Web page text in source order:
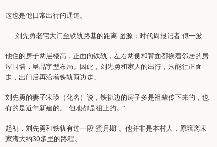
这也是他日常出行的通道。
刘先勇老宅大门至铁轨路基的距离 图源：时代周报记者 傅一波
他住的房子两层楼高，正面向铁轨，左右两侧和背面都挨着邻居的房
屋围墙，呈品字型布局。因此，刘先勇和家人的出行，只能往正面
走，出门后再沿着铁轨两边走。
刘先勇的妻子宋瑛（化名）说，铁轨边的房子多是祖辈传下来的，也
有的是近年新建的。“但地都是祖上的。”
起初，刘先勇和铁轨有过一段“蜜月期”。他并非是本村人，原籍离宋
家湾大约30多里的路程。